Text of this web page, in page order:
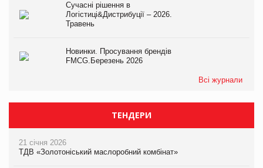
Сучасні рішення в
Логістиці&Дистрибуції – 2026.
Травень
Новинки. Просування брендів
FMCG.Березень 2026
Всі журнали
ТЕНДЕРИ
21 січня 2026
ТДВ «Золотоніський маслоробний комбінат»